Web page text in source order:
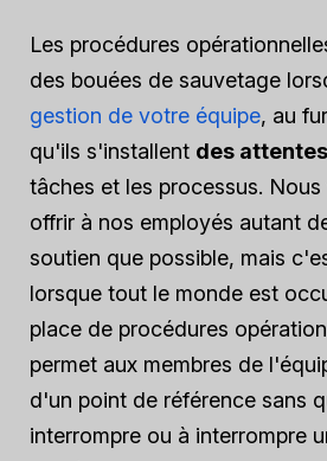
Les procédures
des bouées de sauvetage
gestion de votre équipe, au
qu'ils s'installent des
tâches et les processus.
offrir à nos employés autant
soutien que possible, mais
lorsque tout le monde est
place de procédures
permet aux membres de
d'un point de référence sans
interrompre ou à interrompre